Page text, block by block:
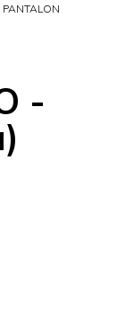
PANTALON
-